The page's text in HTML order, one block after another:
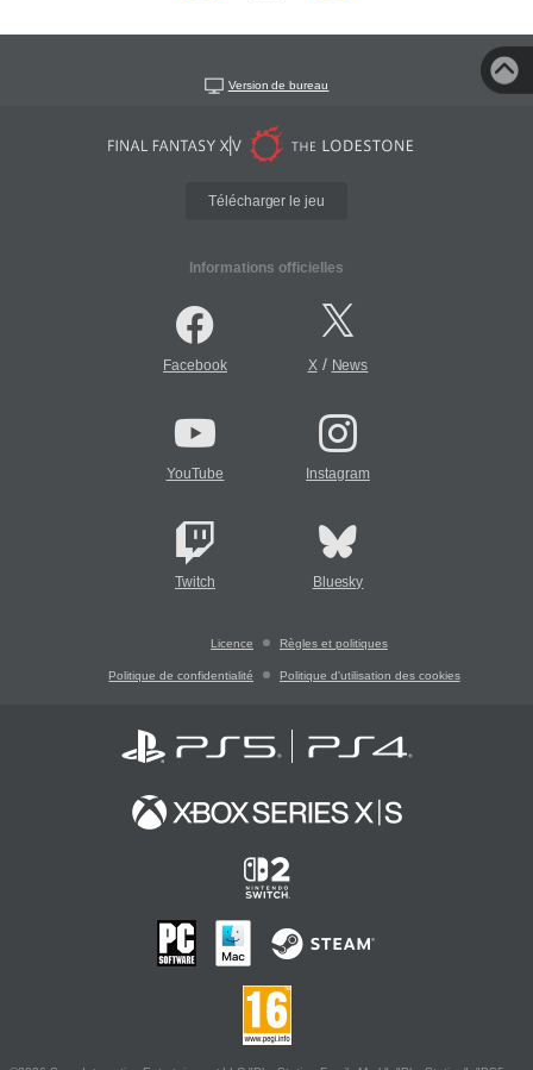
Version de bureau
Télécharger le jeu
Informations officielles
Facebook X/ News
YouTube Instagram
Twitch Bluesky
Licence Règles et politiques
Politique de confidentialité Politique d'utilisation des cookies